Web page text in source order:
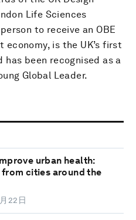
Life Sciences
to receive an OBE
is the UK’s first
been recognised as a
Global Leader.
urban health:
from cities around the
22日